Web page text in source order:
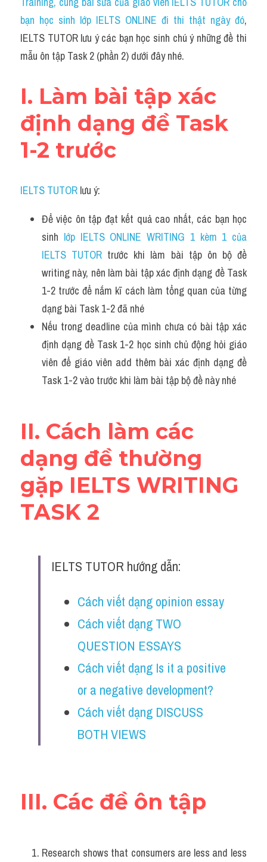
Task 2
Từ vựng theo topic
Từ vựng theo Topic
Grammar
Map
Cam
Đề thi thật Task 1
Process
Task 1
Đề thi IELTS thật
Advice
IELTS Advice
Đề thi thật Task 2
Listening
Writing
Reading
Business
bạn học sinh lớp IELTS ONLINE đi thi thật ngày đó,
IELTS TUTOR lưu ý các bạn học sinh chú ý những đề thi
mẫu ôn tập Task 2 (phần 2) dưới đây nhé.
I. Làm bài tập xác
định dạng đề Task
1-2 trước
IELTS TUTOR lưu ý:
Để việc ôn tập đạt kết quả cao nhất, các bạn học
sinh lớp IELTS ONLINE WRITING 1 kèm 1 của
IELTS TUTOR trước khi làm bài tập ôn bộ đề
writing này, nên làm bài tập xác định dạng đề Task
1-2 trước để nắm kĩ cách làm tổng quan của từng
dạng bài Task 1-2 đã nhé
Nếu trong deadline của mình chưa có bài tập xác
định dạng đề Task 1-2 học sinh chủ động hỏi giáo
viên để giáo viên add thêm bài xác định dạng đề
Task 1-2 vào trước khi làm bài tập bộ đề này nhé
II. Cách làm các
dạng đề thường
gặp IELTS WRITING
TASK 2
IELTS TUTOR hướng dẫn:
Cách viết dạng opinion essay
Cách viết dạng TWO
QUESTION ESSAYS
Cách viết dạng Is it a positive
or a negative development?
Cách viết dạng DISCUSS
BOTH VIEWS
III. Các đề ôn tập
Research shows that consumers are less and less